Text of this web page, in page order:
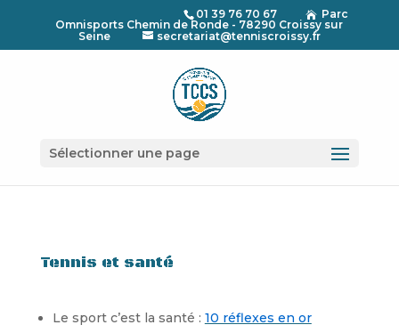
01 39 76 70 67  Parc
Omnisports Chemin de Ronde - 78290 Croissy sur
Seine
secretariat@tenniscroissy.fr
Sélectionner une page
Tennis et santé
Le sport c’est la santé : 10 réflexes en or